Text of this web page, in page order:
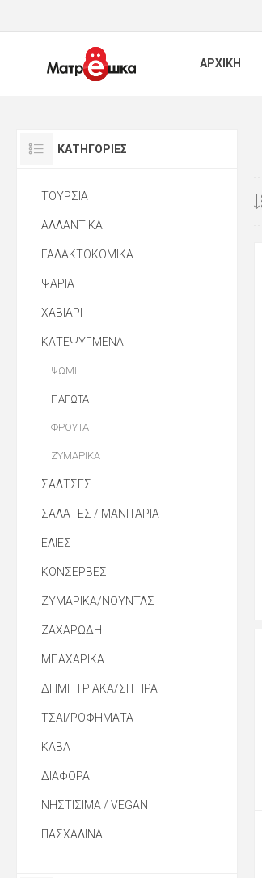
ΑΡΧΙΚΗ
ΚΑΤΗΓΟΡΊΕΣ
ΤΟΥΡΣΙΑ
ΑΛΛΑΝΤΙΚΑ
ΓΑΛΑΚΤΟΚΟΜΙΚΑ
ΨΑΡΙΑ
ΧΑΒΙΑΡΙ
ΚΑΤΕΨΥΓΜΕΝΑ
ΨΩΜΙ
ΠΑΓΩΤΑ
ΦΡΟΥΤΑ
ΖΥΜΑΡΙΚΑ
ΣΑΛΤΣΕΣ
ΣΑΛΑΤΕΣ / ΜΑΝΙΤΑΡΙΑ
ΕΛΙΕΣ
ΚΟΝΣΕΡΒΕΣ
ΖΥΜΑΡΙΚΑ/ΝΟΥΝΤΛΣ
ΖΑΧΑΡΩΔΗ
ΜΠΑΧΑΡΙΚΑ
ΔΗΜΗΤΡΙΑΚΑ/ΣΙΤΗΡΑ
ΤΣΑΙ/ΡΟΦΗΜΑΤΑ
ΚΑΒΑ
ΔΙΑΦΟΡΑ
ΝΗΣΤΙΣΙΜΑ / VEGAN
ΠΑΣΧΑΛΙΝΑ